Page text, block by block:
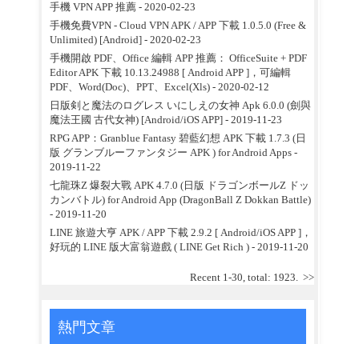
手機 VPN APP 推薦- 2020-02-23
手機免費VPN - Cloud VPN APK / APP 下載 1.0.5.0 (Free &
Unlimited) [Android]- 2020-02-23
手機開啟 PDF、Office 編輯 APP 推薦： OfficeSuite + PDF
Editor APK 下載 10.13.24988 [ Android APP ]，可編輯
PDF、Word(Doc)、PPT、Excel(Xls)- 2020-02-12
日版剣と魔法のログレス いにしえの女神 Apk 6.0.0 (劍與
魔法王國 古代女神) [Android/iOS APP]- 2019-11-23
RPG APP：Granblue Fantasy 碧藍幻想 APK 下載 1.7.3 (日
版 グランブルーファンタジー APK ) for Android Apps -
2019-11-22
七龍珠Z 爆裂大戰 APK 4.7.0 (日版 ドラゴンボールZ ドッ
カンバトル) for Android App (DragonBall Z Dokkan Battle)
- 2019-11-20
LINE 旅遊大亨 APK / APP 下載 2.9.2 [ Android/iOS APP ]，
好玩的 LINE 版大富翁遊戲 ( LINE Get Rich )- 2019-11-20
Recent 1-30, total: 1923. >>
熱門文章